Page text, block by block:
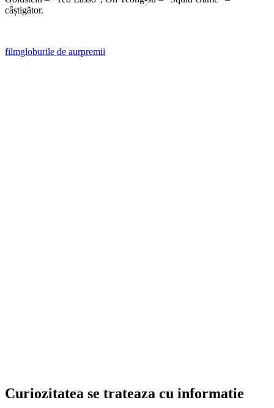
câștigător.
filmgloburile de aurpremii
Curiozitatea se trateaza cu informatie